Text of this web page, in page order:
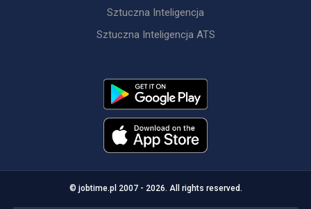
Sztuczna Inteligencja
Sztuczna Inteligencja ATS
© jobtime.pl 2007 - 2026. All rights reserved.